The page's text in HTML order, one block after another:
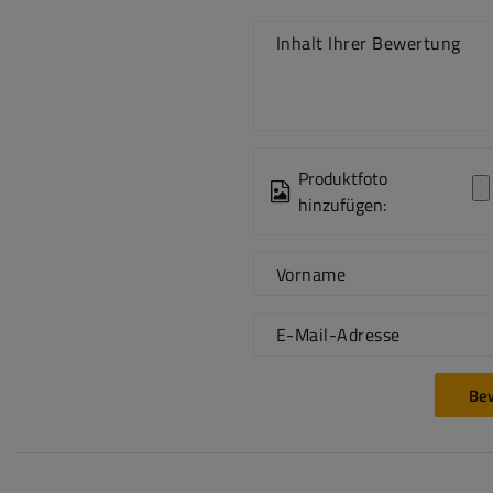
Inhalt Ihrer Bewertung
Produktfoto
hinzufügen:
Vorname
E-Mail-Adresse